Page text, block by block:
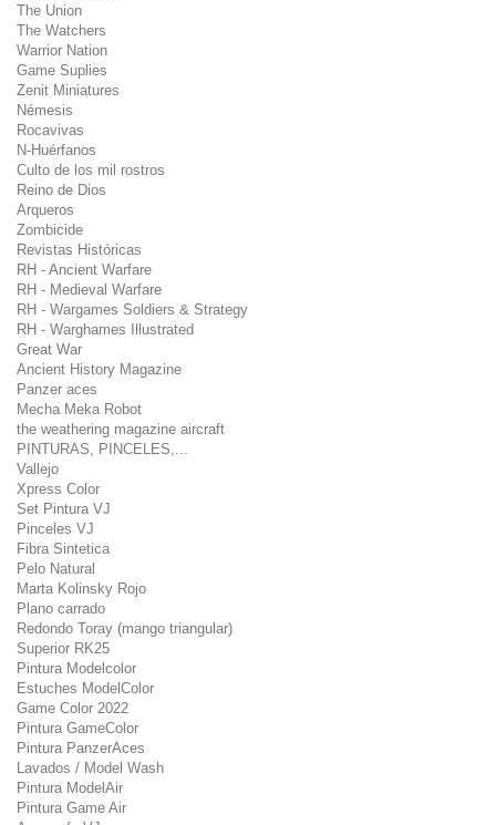
The Union
The Watchers
Warrior Nation
Game Suplies
Zenit Miniatures
Némesis
Rocavivas
N-Huérfanos
Culto de los mil rostros
Reino de Dios
Arqueros
Zombicide
Revistas Históricas
RH - Ancient Warfare
RH - Medieval Warfare
RH - Wargames Soldiers & Strategy
RH - Warghames Illustrated
Great War
Ancient History Magazine
Panzer aces
Mecha Meka Robot
the weathering magazine aircraft
PINTURAS, PINCELES,...
Vallejo
Xpress Color
Set Pintura VJ
Pinceles VJ
Fibra Sintetica
Pelo Natural
Marta Kolinsky Rojo
Plano carrado
Redondo Toray (mango triangular)
Superior RK25
Pintura Modelcolor
Estuches ModelColor
Game Color 2022
Pintura GameColor
Pintura PanzerAces
Lavados / Model Wash
Pintura ModelAir
Pintura Game Air